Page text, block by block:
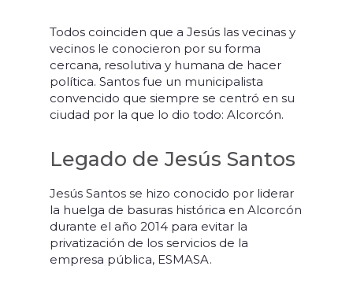
Todos coinciden que a Jesús las vecinas y
vecinos le conocieron por su forma
cercana, resolutiva y humana de hacer
política. Santos fue un municipalista
convencido que siempre se centró en su
ciudad por la que lo dio todo: Alcorcón.
Legado de Jesús Santos
Jesús Santos se hizo conocido por liderar
la huelga de basuras histórica en Alcorcón
durante el año 2014 para evitar la
privatización de los servicios de la
empresa pública, ESMASA.